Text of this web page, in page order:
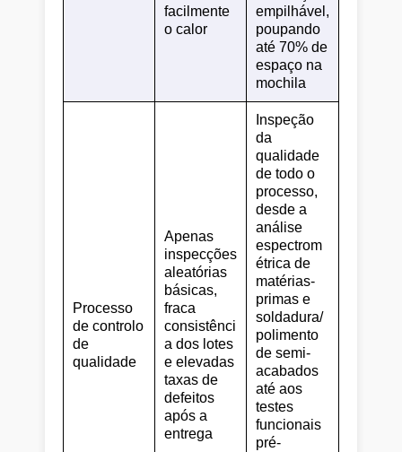
facilmente
o calor
empilhável,
poupando
até 70% de
espaço na
mochila
Processo
de controlo
de
qualidade
Apenas
inspecções
aleatórias
básicas,
fraca
consistênci
a dos lotes
e elevadas
taxas de
defeitos
após a
entrega
Inspeção
da
qualidade
de todo o
processo,
desde a
análise
espectrom
étrica de
matérias-
primas e
soldadura/
polimento
de semi-
acabados
até aos
testes
funcionais
pré-